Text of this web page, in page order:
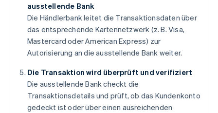
ausstellende Bank
Die Händlerbank leitet die Transaktionsdaten über
das entsprechende Kartennetzwerk (z. B. Visa,
Mastercard oder American Express) zur
Autorisierung an die ausstellende Bank weiter.
Die Transaktion wird überprüft und verifiziert
Die ausstellende Bank checkt die
Transaktionsdetails und prüft, ob das Kundenkonto
gedeckt ist oder über einen ausreichenden